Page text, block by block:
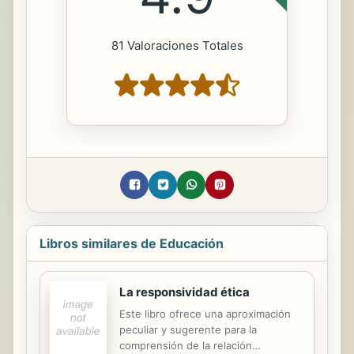
81 Valoraciones Totales
Libros similares de Educación
La responsividad ética
Este libro ofrece una aproximación
peculiar y sugerente para la
comprensión de la relación